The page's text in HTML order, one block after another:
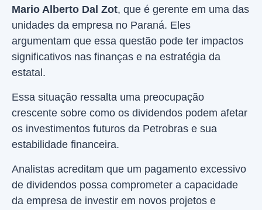
Mario Alberto Dal Zot, que é gerente em uma das
unidades da empresa no Paraná. Eles
argumentam que essa questão pode ter impactos
significativos nas finanças e na estratégia da
estatal.
Essa situação ressalta uma preocupação
crescente sobre como os dividendos podem afetar
os investimentos futuros da Petrobras e sua
estabilidade financeira.
Analistas acreditam que um pagamento excessivo
de dividendos possa comprometer a capacidade
da empresa de investir em novos projetos e